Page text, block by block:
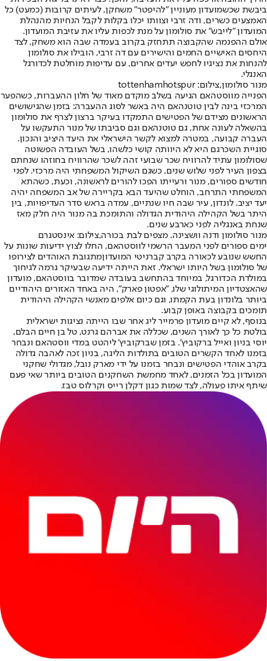
ביבשת שכשמועדון מעוניין "להיפטר" משחקן, לעיתים קרובות (כמעט) כל
האמצעים כשרים, ודה זרבי וצוותו יכלו בקלות לקבל הנחיות מהנהלת
המועדון "לייבש" את סולומון על מנת לכפות עליו את עזיבת המועדון.
אולם ההפנמה שהקבוצה תתחזק בקרוב בעמדה שבה הוא משחק, לצד
היחסים האישיים החמים והישירים עם דה זרבי, הובילו את סולומון
להנחות את נציגיו לחפש יעדים אחרים, עם עדיפות מוחלטת לכדורגל
האנגלי.
מנור סולומון,צילום: tottenhamhotspur
הפנייה מווסטהאם הגיעה בשלב מוקדם מאוד של חלון ההעברות, כשהפער
המרכזי בינה לבין טוטנהאם היה באשר לסוג ההעברה: בזמן שהגישושים
הראשונים מצידם של הפטישים התמקדו בעיקר ברצון לצרף את סולומון
בהשאלה לעונה אחת, גם טוטנהאם וגם סביבתו של מנור התעקשו על
העברה קבועה, במטרה למצוא לקשר הישראלי את היעד היציב והנכון.
סוגיית השכרגם היא לא היוותה קושי כלשהו, בשל העובדה הפשוטה
שסולומון עתיד להרוויח שכר שבועי זהה לשכר שהרוויח בחוזהו שנחתם
בצפון העיר לפני שלוש שנים, כשגם השיקול המשפחתי היה מרכזי. לפני
חודשים ספורים, מנור ורעייתו הפכו להורים לראשונה, וכעת, כשהתא
המשפחתי התרחב, הוחלט שהיעד הבא בקריירה של אב המשפחה יהיה
יעד יציב. לונדון, עיר שבה חיו שנתיים, עמדה בראש סדר העדיפויות, בין
היתר בשל הקהילה היהודית הגדולה והתומכת בה מנור היה חלק מאז
שנחת באנגליה לפני כארבע שנים.
מנור סולומון ודנה וושצינה. מצפים לבת בכורה,צילום: אינסטגרם
ימים ספורים לפני המעבר הרשמי לווסטהאם, החלו לצוץ ידיעות שונות על
החשש שנובע לכאורה בקרב קברניטי המועדוןמתגובת האוהדים לצירופו
של סולומון בשל היותו ישראלי. זאת הייתה ידיעה שבעיקר גרמה לגיחוך
במולדת הכדורגל, במיוחד בהתחשב בעובדה שמדובר בווסטהאם, מועדון
שהאצטדיון המיתולוגי שלו, "אפטון פארק", היה באחד האזורים היהודיים
ביותר בלונדון בעת הקמתו, וגם כיום אלפים מאנשי הקהילה היהודית
תומכים בקבוצה באופן קבוע.
בנוסף, לא קיים מועדון פרמייר ליג אחר שבו הייתה נציגות ישראלית
בולטת כל כך לאורך השנים, שכללה את אברהם גרנט, טל בן חיים הבלם,
יוסי בניון ואייל ברקוביץ'. בזמן שברקוביץ' ליהטט במדי ווסטהאם ונבחר
בזמנו לאחד הקשרים הטובים בתולדות הליגה, בניון זכה לאהבה גדולה
בקרב אוהדי הפטישים ונבחר בזמנו על ידי מארק נובל, מגדולי שחקני
המועדון בכל הזמנים, לאחד מחמשת השחקנים הטובים ביותר שאי פעם
שיתף איתו פעולה, לצד שמות כגון דקלן רייס וקרלוס טבז.